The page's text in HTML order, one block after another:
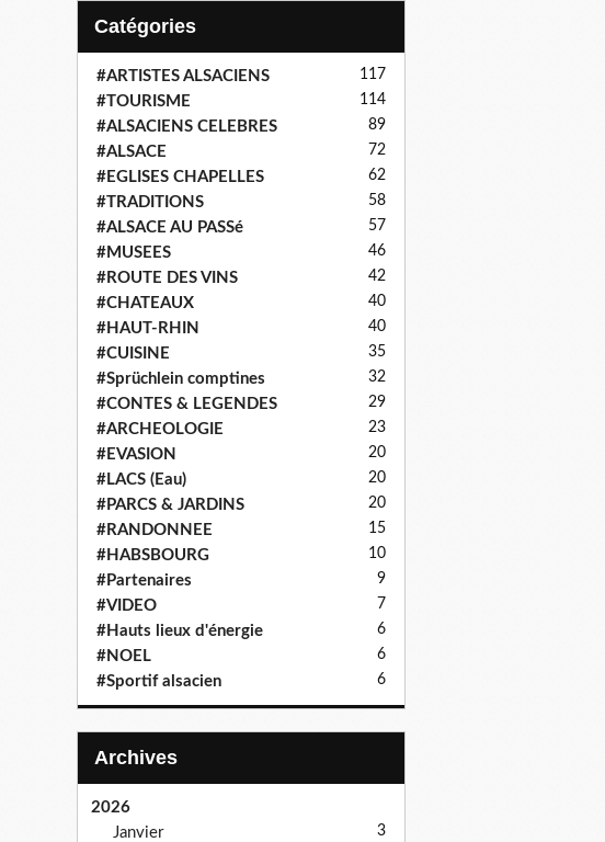
Catégories
#ARTISTES ALSACIENS 117
#TOURISME 114
#ALSACIENS CELEBRES 89
#ALSACE 72
#EGLISES CHAPELLES 62
#TRADITIONS 58
#ALSACE AU PASSé 57
#MUSEES 46
#ROUTE DES VINS 42
#CHATEAUX 40
#HAUT-RHIN 40
#CUISINE 35
#Sprüchlein comptines 32
#CONTES & LEGENDES 29
#ARCHEOLOGIE 23
#EVASION 20
#LACS (Eau) 20
#PARCS & JARDINS 20
#RANDONNEE 15
#HABSBOURG 10
#Partenaires 9
#VIDEO 7
#Hauts lieux d'énergie 6
#NOEL 6
#Sportif alsacien 6
Archives
2026
Janvier
3